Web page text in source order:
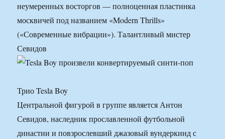
неумеренных восторгов — полноценная пластинка
москвичей под названием «Modern Thrills»
(«Современные вибрации»). Талантливый мистер
Севидов
Трио Tesla Boy
Центральной фигурой в группе является Антон
Севидов, наследник прославленной футбольной
династии и повзрослевший джазовый вундеркинд с